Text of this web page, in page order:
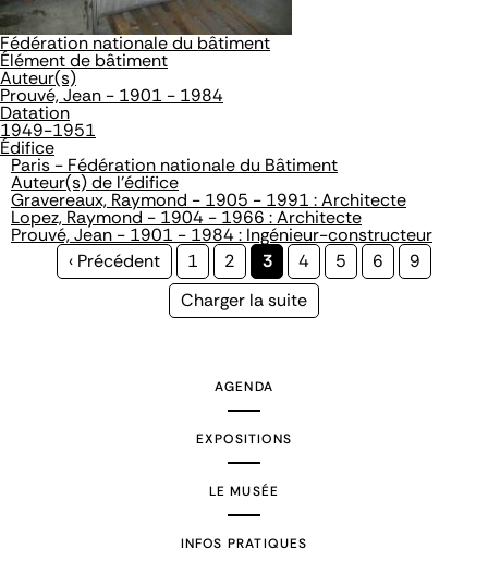
Fédération nationale du bâtiment
Élément de bâtiment
Auteur(s)
Prouvé, Jean - 1901 - 1984
Datation
1949-1951
Édifice
Paris - Fédération nationale du Bâtiment
Auteur(s) de l'édifice
Gravereaux, Raymond - 1905 - 1991 : Architecte
Lopez, Raymond - 1904 - 1966 : Architecte
Prouvé, Jean - 1901 - 1984 : Ingénieur-constructeur
Page
‹ Précédent Page
1 Page
2
Page
courante
3 Page
4 Page
5 Page
6 Page
9
Page
Charger la suite
AGENDA
EXPOSITIONS
LE MUSÉE
INFOS PRATIQUES